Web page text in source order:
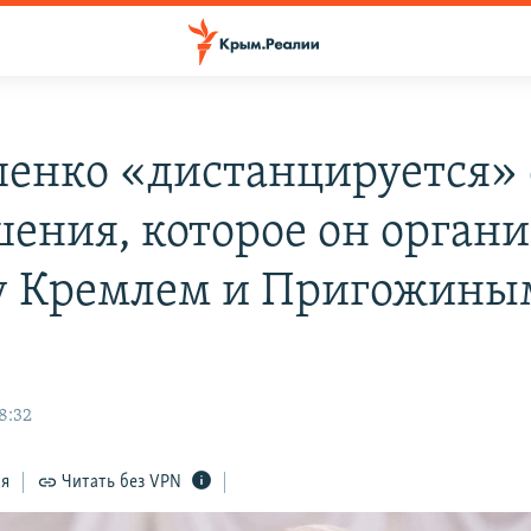
«дистанцируется»
которое он
Кремлем и
Читать без VPN